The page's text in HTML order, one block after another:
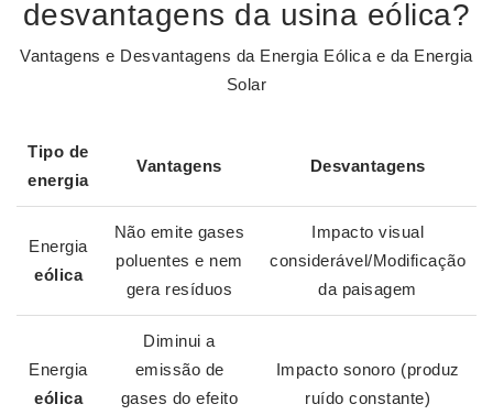
desvantagens da usina eólica?
Vantagens e Desvantagens da Energia Eólica e da Energia
Solar
Tipo de
energia
Vantagens Desvantagens
Energia
eólica
Não emite gases
poluentes e nem
gera resíduos
Impacto visual
considerável/Modificação
da paisagem
Energia
eólica
Diminui a
emissão de
gases do efeito
Impacto sonoro (produz
ruído constante)